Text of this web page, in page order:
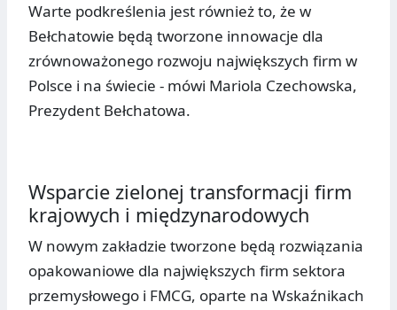
Warte podkreślenia jest również to, że w
Bełchatowie będą tworzone innowacje dla
zrównoważonego rozwoju największych firm w
Polsce i na świecie - mówi Mariola Czechowska,
Prezydent Bełchatowa.
Wsparcie zielonej transformacji firm
krajowych i międzynarodowych
W nowym zakładzie tworzone będą rozwiązania
opakowaniowe dla największych firm sektora
przemysłowego i FMCG, oparte na Wskaźnikach